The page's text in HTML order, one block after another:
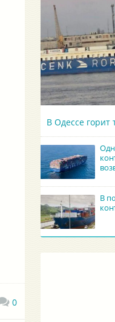
0
В Одессе горит
В